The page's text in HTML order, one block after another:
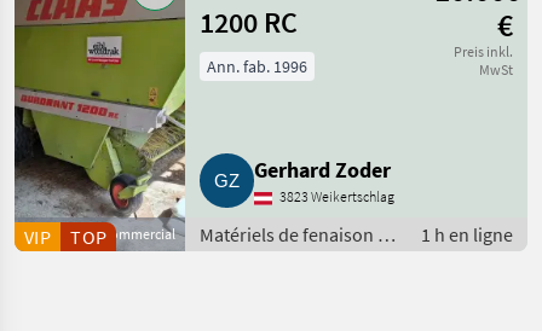
/ Metal-
Fach
Fournisseur commercial
VIP TOP
1200 RC
€
Preis inkl.
MwSt
Ann. fab. 1996
Gerhard Zoder
3823 Weikertschlag
Matériels de fenaison /
Presses à balles rondes
1 h en ligne